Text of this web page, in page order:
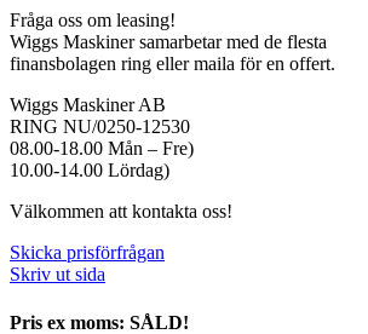
Fråga oss om leasing!
Wiggs Maskiner samarbetar med de flesta
finansbolagen ring eller maila för en offert.
Wiggs Maskiner AB
RING NU/0250-12530
08.00-18.00 Mån – Fre)
10.00-14.00 Lördag)
Välkommen att kontakta oss!
Skicka prisförfrågan
Skriv ut sida
Pris ex moms: SÅLD!